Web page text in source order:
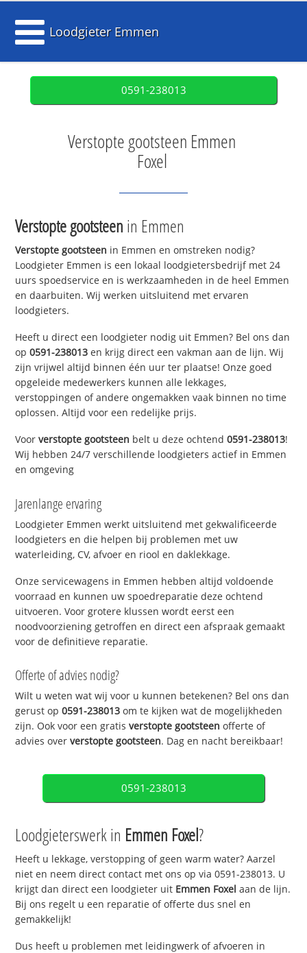
Loodgieter Emmen
0591-238013
Verstopte gootsteen Emmen
Foxel
Verstopte gootsteen in Emmen
Verstopte gootsteen in Emmen en omstreken nodig?
Loodgieter Emmen is een lokaal loodgietersbedrijf met 24
uurs spoedservice en is werkzaamheden in de heel Emmen
en daarbuiten. Wij werken uitsluitend met ervaren
loodgieters.
Heeft u direct een loodgieter nodig uit Emmen? Bel ons dan
op0591-238013 en krijg direct een vakman aan de lijn. Wij
zijn vrijwel altijd binnen één uur ter plaatse! Onze goed
opgeleide medewerkers kunnen alle lekkages,
verstoppingen of andere ongemakken vaak binnen no time
oplossen. Altijd voor een redelijke prijs.
Voorverstopte gootsteen belt u deze ochtend0591-238013!
Wij hebben 24/7 verschillende loodgieters actief in Emmen
en omgeving
Jarenlange ervaring
Loodgieter Emmen werkt uitsluitend met gekwalificeerde
loodgieters en die helpen bij problemen met uw
waterleiding, CV, afvoer en riool en daklekkage.
Onze servicewagens in Emmen hebben altijd voldoende
voorraad en kunnen uw spoedreparatie deze ochtend
uitvoeren. Voor grotere klussen wordt eerst een
noodvoorziening getroffen en direct een afspraak gemaakt
voor de definitieve reparatie.
Offerte of advies nodig?
Wilt u weten wat wij voor u kunnen betekenen? Bel ons dan
gerust op0591-238013 om te kijken wat de mogelijkheden
zijn. Ook voor een gratisverstopte gootsteen offerte of
advies oververstopte gootsteen. Dag en nacht bereikbaar!
0591-238013
Loodgieterswerk in Emmen Foxel?
Heeft u lekkage, verstopping of geen warm water? Aarzel
niet en neem direct contact met ons op via 0591-238013. U
krijgt dan direct een loodgieter uit Emmen Foxel aan de lijn.
Bij ons regelt u een reparatie of offerte dus snel en
gemakkelijk!
Dus heeft u problemen met leidingwerk of afvoeren in